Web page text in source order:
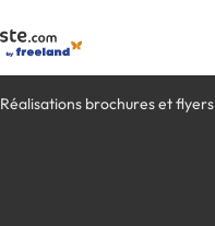
Réalisations brochures et flyers